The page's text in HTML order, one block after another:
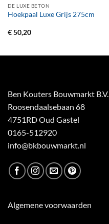
DE LUXE BETON
Hoekpaal Luxe Grijs 275cm
€50,20
Ben Kouters Bouwmarkt B.V.
Roosendaalsebaan 68
4751RD Oud Gastel
0165-512920
info@bkbouwmarkt.nl
Algemene voorwaarden